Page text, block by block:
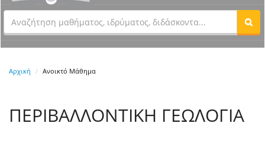
Αρχική Ανοικτό Μάθημα
ΠΕΡΙΒΑΛΛΟΝΤΙΚΗ ΓΕΩΛΟΓΙΑ